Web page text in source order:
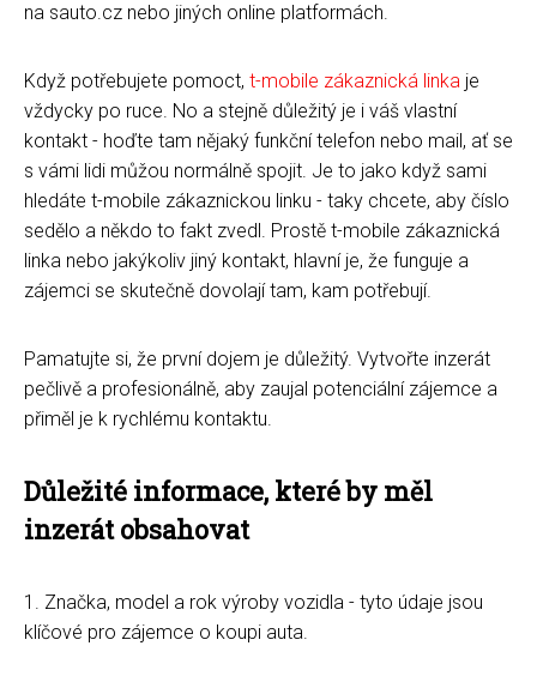
na sauto.cz nebo jiných online platformách.
Když potřebujete pomoct, t-mobile zákaznická linka je
vždycky po ruce. No a stejně důležitý je i váš vlastní
kontakt - hoďte tam nějaký funkční telefon nebo mail, ať se
s vámi lidi můžou normálně spojit. Je to jako když sami
hledáte t-mobile zákaznickou linku - taky chcete, aby číslo
sedělo a někdo to fakt zvedl. Prostě t-mobile zákaznická
linka nebo jakýkoliv jiný kontakt, hlavní je, že funguje a
zájemci se skutečně dovolají tam, kam potřebují.
Pamatujte si, že první dojem je důležitý. Vytvořte inzerát
pečlivě a profesionálně, aby zaujal potenciální zájemce a
přiměl je k rychlému kontaktu.
Důležité informace, které by měl
inzerát obsahovat
1. Značka, model a rok výroby vozidla - tyto údaje jsou
klíčové pro zájemce o koupi auta.